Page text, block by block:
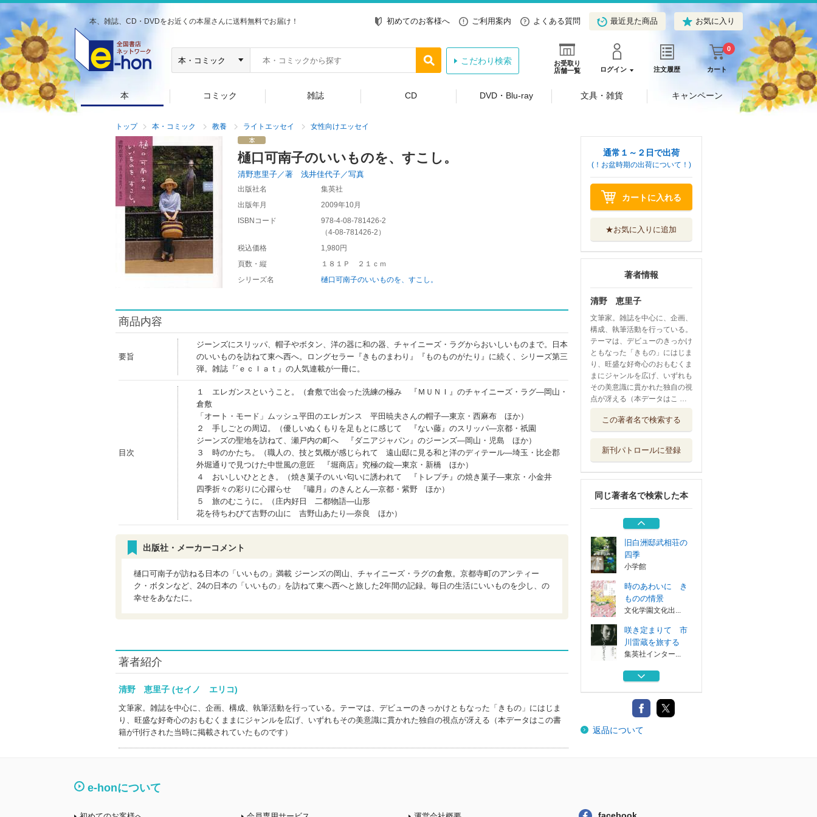
本、雑誌、CD・DVDをお近くの本屋さんに送料無料でお届け！ 初めてのお客様へ ご利用案内 よくある質問 最近見た商品 お気に入り
お受取り
店舗一覧
ログイン 注文履歴 カート
0
こだわり検索
本 コミック 雑誌 CD DVD・Blu-ray 文具・雑貨 キャンペーン
トップ 本・コミック 教養 ライトエッセイ 女性向けエッセイ
樋口可南子のいいものを、すこし。
清野恵里子／著 浅井佳代子／写真
出版社名
集英社
出版年月
2009年10月
ISBNコード
978-4-08-781426-2
（4-08-781426-2 ）
税込価格
1,980円
頁数・縦
１８１Ｐ ２１ｃｍ
シリーズ名
樋口可南子のいいものを、すこし。
商品内容
要旨
ジーンズにスリッパ、帽子やボタン、洋の器に和の器、チャイニーズ・ラグからおいしいものまで。日本
のいいものを訪ねて東へ西へ。ロングセラー『きものまわり』『ものものがたり』に続く、シリーズ第三
弾。雑誌『´ｅｃｌａｔ』の人気連載が一冊に。
目次
１ エレガンスということ。（倉敷で出会った洗練の極み 『ＭＵＮＩ』のチャイニーズ・ラグ―岡山・
倉敷
「オート・モード」ムッシュ平田のエレガンス 平田暁夫さんの帽子―東京・西麻布 ほか）
２ 手しごとの周辺。（優しいぬくもりを足もとに感じて 『ない藤』のスリッパ―京都・祇園
ジーンズの聖地を訪ねて、瀬戸内の町へ 『ダニアジャパン』のジーンズ―岡山・児島 ほか）
３ 時のかたち。（職人の、技と気概が感じられて 遠山邸に見る和と洋のディテール―埼玉・比企郡
外堀通りで見つけた中世風の意匠 『堀商店』究極の錠―東京・新橋 ほか）
４ おいしいひととき。（焼き菓子のいい匂いに誘われて 『トレプチ』の焼き菓子―東京・小金井
四季折々の彩りに心躍らせ 『嘯月』のきんとん―京都・紫野 ほか）
５ 旅のむこうに。（庄内好日 二都物語―山形
花を待ちわびて吉野の山に 吉野山あたり―奈良 ほか）
出版社・メーカーコメント
樋口可南子が訪ねる日本の「いいもの」満載 ジーンズの岡山、チャイニーズ・ラグの倉敷。京都寺町のアンティー
ク・ボタンなど、24の日本の「いいもの」を訪ねて東へ西へと旅した2年間の記録。毎日の生活にいいものを少し、の
幸せをあなたに。
著者紹介
清野 恵里子 (セイノ エリコ)
文筆家。雑誌を中心に、企画、構成、執筆活動を行っている。テーマは、デビューのきっかけともなった「きもの」にはじま
り、旺盛な好奇心のおもむくままにジャンルを広げ、いずれもその美意識に貫かれた独自の視点が冴える（本データはこの書
籍が刊行された当時に掲載されていたものです）
通常１～２日で出荷
(！お盆時期の出荷について！)
カートに入れる
★お気に入りに追加
著者情報
清野 恵里子
文筆家。雑誌を中心に、企画、
構成、執筆活動を行っている。
テーマは、デビューのきっかけ
ともなった「きもの」にはじま
り、旺盛な好奇心のおもむくま
まにジャンルを広げ、いずれも
その美意識に貫かれた独自の視
点が冴える（本データはこ …
この著者名で検索する
新刊パトロールに登録
同じ著者名で検索した本
ものの情景
咲き定まりて 市
集英社インター...
舞うひと 草刈民
代×古典芸能の...
淡交社
旧白洲邸武相荘の
四季
小学館
時のあわいに き
ものの情景
文化学園文化出...
咲き定まりて 市
川雷蔵を旅する
集英社インター...
舞うひと 草刈民
淡交社
旧白洲邸武相荘の
四季
返品について
e-honについて